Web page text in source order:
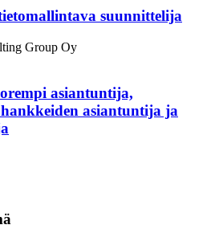
suunnittelija
Group Oy
asiantuntija,
asiantuntija ja